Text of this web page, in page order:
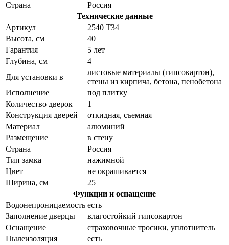
Страна
Россия
Технические данные
Артикул
2540 Т34
Высота, см
40
Гарантия
5 лет
Глубина, см
4
Для установки в
листовые материалы (гипсокартон),
стены из кирпича, бетона, пенобетона
Исполнение
под плитку
Количество дверок
1
Конструкция дверей
откидная, съемная
Материал
алюминий
Размещение
в стену
Страна
Россия
Тип замка
нажимной
Цвет
не окрашивается
Ширина, см
25
Функции и оснащение
Водонепроницаемость есть
Заполнение дверцы
влагостойкий гипсокартон
Оснащение
страховочные тросики, уплотнитель
Пылеизоляция
есть